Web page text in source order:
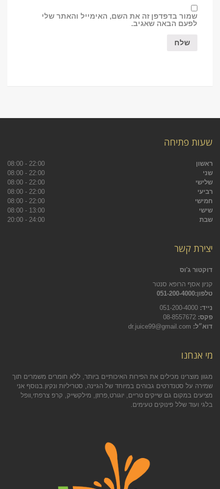
שמור בדפדפן זה את השם, האימייל והאתר שלי
לפעם הבאה שאגיב.
שעות פתיחה
ראשון
22:00 - 08:00
שני
22:00 - 08:00
שלישי
22:00 - 08:00
רביעי
22:00 - 08:00
חמישי
22:00 - 08:00
שישי
13:00 - 08:00
שבת
24:00 - 20:00
יצירת קשר
דוקטור ג'וס
קניון אסף הרופא סנטר
טלפון:051-200-4000
נייד:
פקס:
דוא״ל:
מי אנחנו
מגוון מוצרינו מכילים את הפירות האיכותיים ביותר, ללא חומרים משמרים תוך
שמירה על סטנדרטים גבוהים במיוחד של הגיינה, סטריליות ונקיון.בנוסף אני
מציעים במקום גם שייקים טריים, יוגורט,פרוזן, מילקשייק, קרפ צרפתי,וופל
בלגי ועוד שלל פינוקים טעימים.